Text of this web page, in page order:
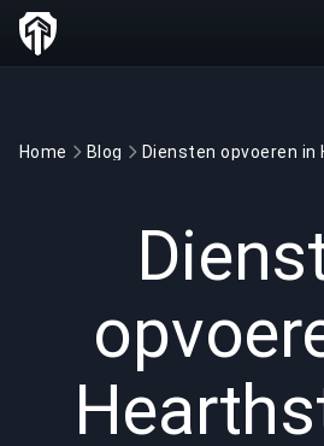
Home Blog